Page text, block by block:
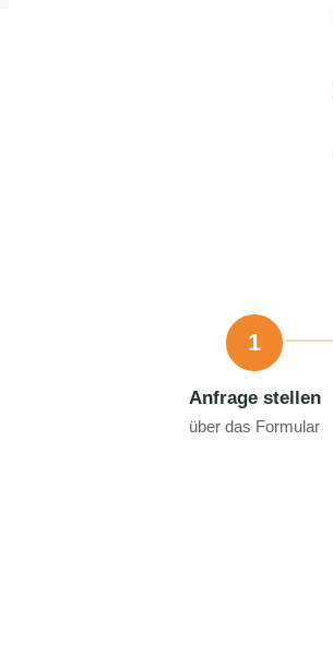
1
Anfrage stellen
über das Formular